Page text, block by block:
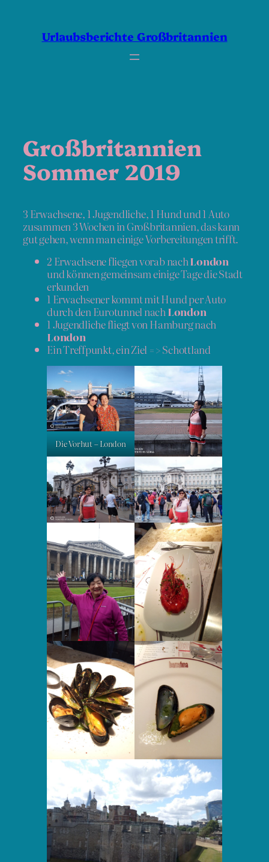
springenUrlaubsberichte Großbritannien
Großbritannien
Sommer 2019
3 Erwachsene, 1 Jugendliche, 1 Hund und 1 Auto
zusammen 3 Wochen in Großbritannien, das kann
gut gehen, wenn man einige Vorbereitungen trifft.
2 Erwachsene fliegen vorab nachLondon
und können gemeinsam einige Tage die Stadt
erkunden
1 Erwachsener kommt mit Hund per Auto
durch den Eurotunnel nachLondon
1 Jugendliche fliegt von Hamburg nach
London
Ein Treffpunkt, ein Ziel => Schottland
Die Vorhut – London